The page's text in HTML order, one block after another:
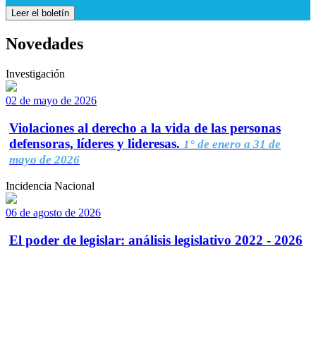
Leer el boletín
Novedades
Investigación
02 de mayo de 2026
Violaciones al derecho a la vida de las personas
defensoras, líderes y lideresas. 1° de enero a 31 de
mayo de 2026
Incidencia Nacional
06 de agosto de 2026
El poder de legislar: análisis legislativo 2022 - 2026